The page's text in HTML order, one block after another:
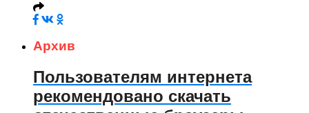
Архив
Пользователям интернета
рекомендовано скачать